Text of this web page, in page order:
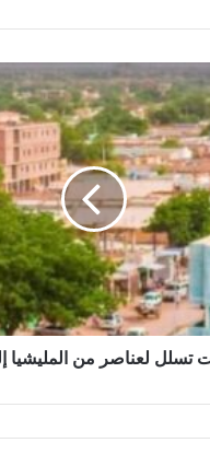
تسلل لعناصر من المليشيا